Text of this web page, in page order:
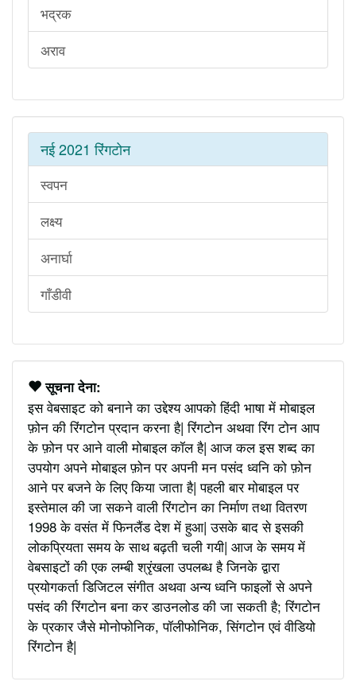
भद्रक
अराव
नई 2021 रिंगटोन
स्वपन
लक्ष्य
अनार्घा
गाँडीवी
सूचना देना:
इस वेबसाइट को बनाने का उद्देश्य आपको हिंदी भाषा में मोबाइल
फ़ोन की रिंगटोन प्रदान करना है| रिंगटोन अथवा रिंग टोन आप
के फ़ोन पर आने वाली मोबाइल कॉल है| आज कल इस शब्द का
उपयोग अपने मोबाइल फ़ोन पर अपनी मन पसंद ध्वनि को फ़ोन
आने पर बजने के लिए किया जाता है| पहली बार मोबाइल पर
इस्तेमाल की जा सकने वाली रिंगटोन का निर्माण तथा वितरण
1998 के वसंत में फिनलैंड देश में हुआ| उसके बाद से इसकी
लोकप्रियता समय के साथ बढ़ती चली गयी| आज के समय में
वेबसाइटों की एक लम्बी श्रृंखला उपलब्ध है जिनके द्वारा
प्रयोगकर्ता डिजिटल संगीत अथवा अन्य ध्वनि फाइलों से अपने
पसंद की रिंगटोन बना कर डाउनलोड की जा सकती है; रिंगटोन
के प्रकार जैसे मोनोफोनिक, पॉलीफोनिक, सिंगटोन एवं वीडियो
रिंगटोन है|